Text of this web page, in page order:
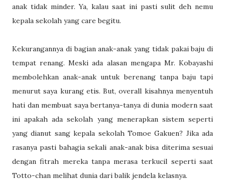
anak tidak minder. Ya, kalau saat ini pasti sulit deh nemu
kepala sekolah yang care begitu.
Kekurangannya di bagian anak-anak yang tidak pakai baju di
tempat renang. Meski ada alasan mengapa Mr. Kobayashi
membolehkan anak-anak untuk berenang tanpa baju tapi
menurut saya kurang etis. But, overall kisahnya menyentuh
hati dan membuat saya bertanya-tanya di dunia modern saat
ini apakah ada sekolah yang menerapkan sistem seperti
yang dianut sang kepala sekolah Tomoe Gakuen? Jika ada
rasanya pasti bahagia sekali anak-anak bisa diterima sesuai
dengan fitrah mereka tanpa merasa terkucil seperti saat
Totto-chan melihat dunia dari balik jendela kelasnya.